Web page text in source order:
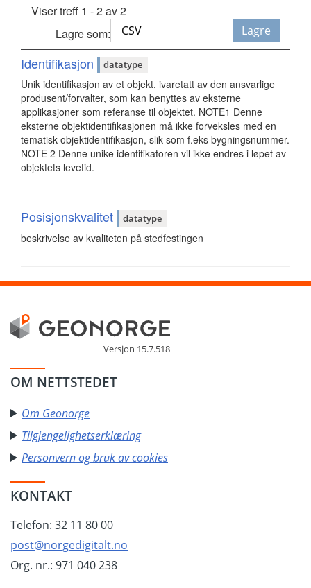
Viser treff 1 - 2 av 2
Lagre som:
Lagre
Identifikasjon datatype
Unik identifikasjon av et objekt, ivaretatt av den ansvarlige
produsent/forvalter, som kan benyttes av eksterne
applikasjoner som referanse til objektet. NOTE1 Denne
eksterne objektidentifikasjonen må ikke forveksles med en
tematisk objektidentifikasjon, slik som f.eks bygningsnummer.
NOTE 2 Denne unike identifikatoren vil ikke endres i løpet av
objektets levetid.
Posisjonskvalitet datatype
beskrivelse av kvaliteten på stedfestingen